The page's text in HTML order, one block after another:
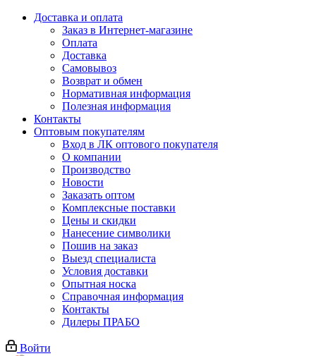
Доставка и оплата
Заказ в Интернет-магазине
Оплата
Доставка
Самовывоз
Возврат и обмен
Нормативная информация
Полезная информация
Контакты
Оптовым покупателям
Вход в ЛК оптового покупателя
О компании
Производство
Новости
Заказать оптом
Комплексные поставки
Цены и скидки
Нанесение символики
Пошив на заказ
Выезд специалиста
Условия доставки
Опытная носка
Справочная информация
Контакты
Дилеры ПРАБО
Войти